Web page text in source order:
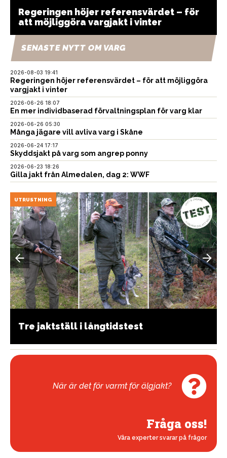
Regeringen höjer referensvärdet – för
att möjliggöra vargjakt i vinter
SENASTE NYTT OM VARG
2026-08-03 19:41
Regeringen höjer referensvärdet – för att möjliggöra
vargjakt i vinter
2026-06-26 18:07
En mer individbaserad förvaltningsplan för varg klar
2026-06-26 05:30
Många jägare vill avliva varg i Skåne
2026-06-24 17:17
Skyddsjakt på varg som angrep ponny
2026-06-23 18:26
Gilla jakt från Almedalen, dag 2: WWF
UTRUSTNING
Tre jaktställ i långtidstest
När är det för varmt för älgjakt?
Fråga oss!
Våra experter svarar på frågor